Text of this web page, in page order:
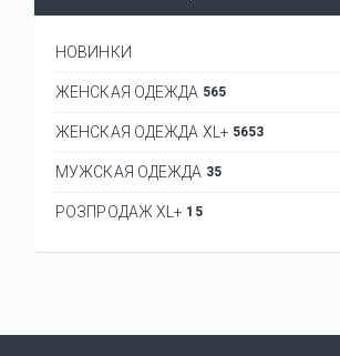
НОВИНКИ
ЖЕНСКАЯ ОДЕЖДА 565
ЖЕНСКАЯ ОДЕЖДА XL+ 5653
МУЖСКАЯ ОДЕЖДА 35
РОЗПРОДАЖ XL+ 15